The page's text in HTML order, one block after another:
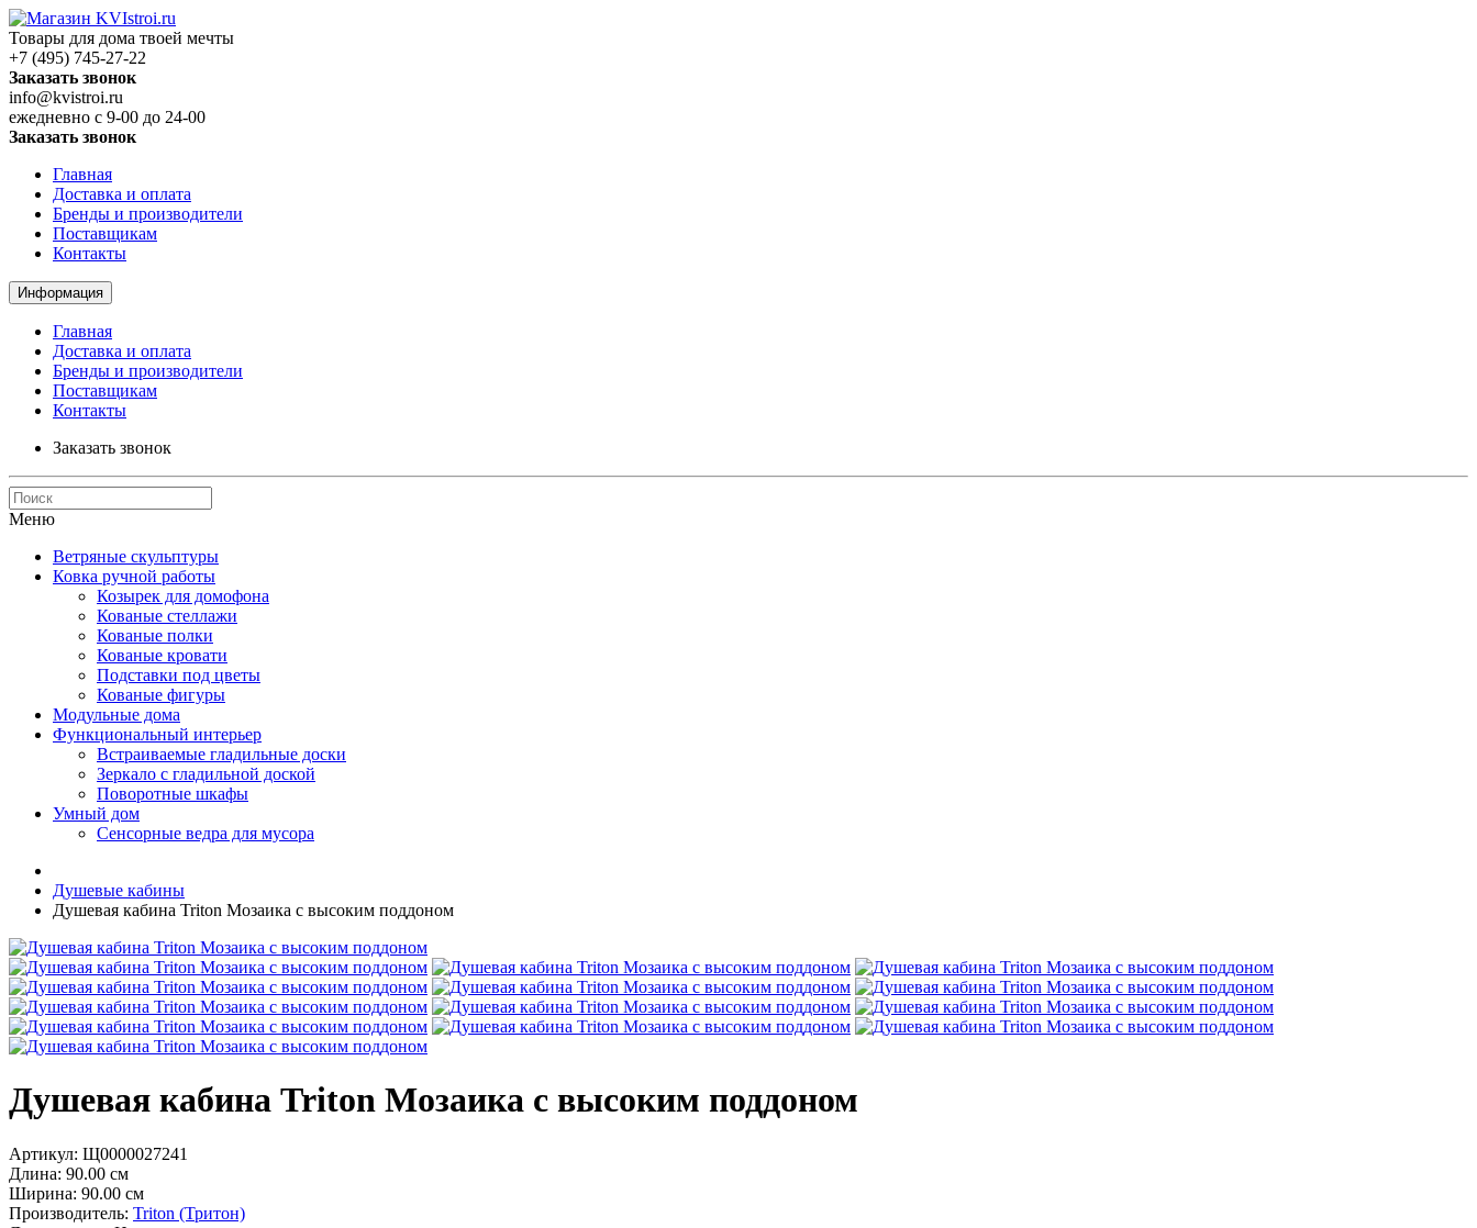
Товары для дома твоей мечты
+7 (495) 745-27-22
Заказать звонок
info@kvistroi.ru
ежедневно с 9-00 до 24-00
Заказать звонок
Главная
Доставка и оплата
Бренды и производители
Поставщикам
Контакты
Информация
Главная
Доставка и оплата
Бренды и производители
Поставщикам
Контакты
Заказать звонок
Меню
Ветряные скульптуры
Ковка ручной работы
Козырек для домофона
Кованые стеллажи
Кованые полки
Кованые кровати
Подставки под цветы
Кованые фигуры
Модульные дома
Функциональный интерьер
Встраиваемые гладильные доски
Зеркало с гладильной доской
Поворотные шкафы
Умный дом
Сенсорные ведра для мусора
Душевые кабины
Душевая кабина Triton Мозаика с высоким поддоном
Душевая кабина Triton Мозаика с высоким поддоном
Артикул: Щ0000027241
Длина: 90.00 см
Ширина: 90.00 см
Производитель: Triton (Тритон)